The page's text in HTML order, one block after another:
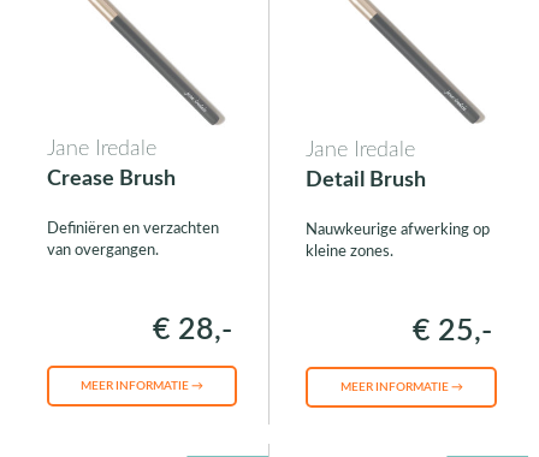
Jane Iredale
Crease Brush
Definiëren en verzachten
van overgangen.
€ 28,-
MEER INFORMATIE →
Jane Iredale
Detail Brush
Nauwkeurige afwerking op
kleine zones.
€ 25,-
MEER INFORMATIE →